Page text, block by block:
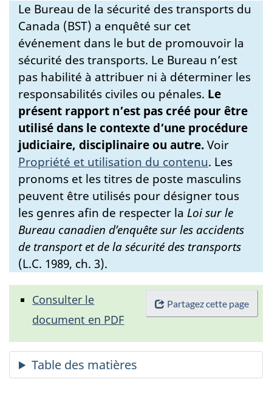
Le Bureau de la sécurité des transports du
Canada (BST) a enquêté sur cet
événement dans le but de promouvoir la
sécurité des transports. Le Bureau n’est
pas habilité à attribuer ni à déterminer les
responsabilités civiles ou pénales. Le
présent rapport n’est pas créé pour être
utilisé dans le contexte d’une procédure
judiciaire, disciplinaire ou autre.Voir
Propriété et utilisation du contenu. Les
pronoms et les titres de poste masculins
peuvent être utilisés pour désigner tous
les genres afin de respecter la Loi sur le
Bureau canadien d’enquête sur les accidents
de transport et de la sécurité des transports
(L.C. 1989, ch. 3).
Partagez cette page
Consulter le
document en PDF